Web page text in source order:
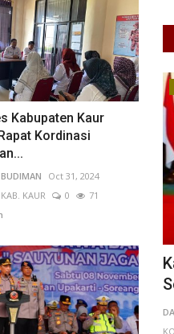
Kabupaten Kaur
Kordinasi
Oct 31, 2024
KAB. KAUR 0
71
TNI Pererat
DKI Jakarta
45Laporkan